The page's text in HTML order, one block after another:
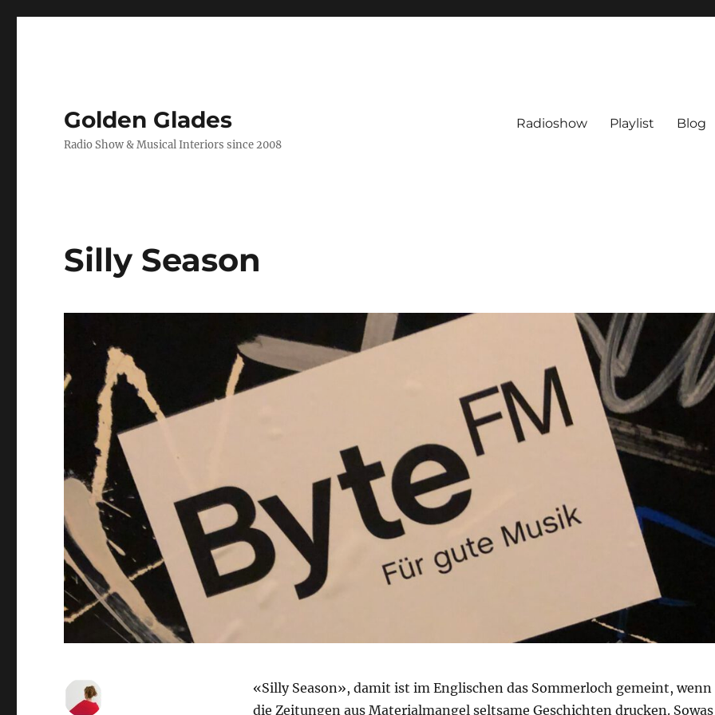
Golden Glades
Radio Show & Musical Interiors since 2008
Radioshow Playlist Blog
Silly Season
«Silly Season», damit ist im Englischen das Sommerloch gemeint, wenn
die Zeitungen aus Materialmangel seltsame Geschichten drucken. Sowas